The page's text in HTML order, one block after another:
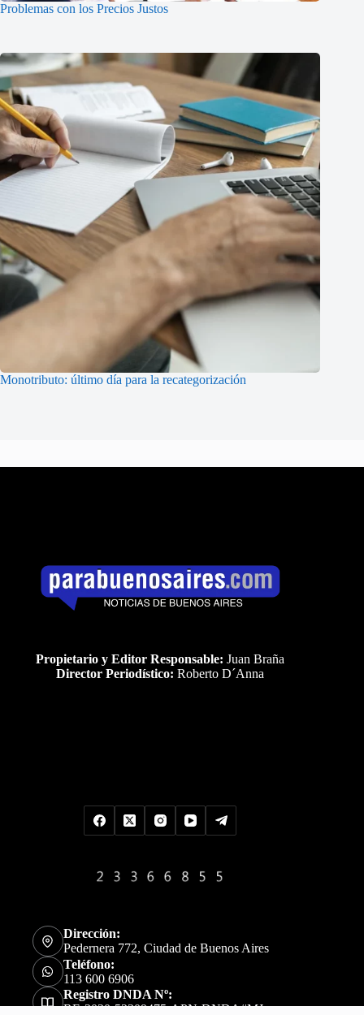
Problemas con los Precios Justos
Monotributo: último día para la recategorización
Propietario y Editor Responsable: Juan Braña
Director Periodístico: Roberto D´Anna
Dirección:
Pedernera 772, Ciudad de Buenos Aires
Teléfono:
113 600 6906
Registro DNDA Nº:
RE-2020-52309475-APN-DNDA#MJ